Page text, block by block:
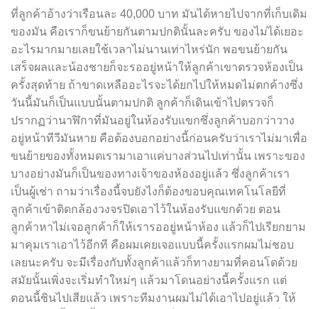
ที่ลูกค้าอ้างว่าเรือนละ 40,000 บาท มันได้หายไปจากที่เก็บเดิม
ของมัน คือเราก็ขนย้ายกันตามปกตินั้นละครับ ของไม่ได้เยอะ
อะไรมากมายเลยใช้เวลาไม่นานเท่าไหร่นัก พอขนย้ายกัน
เสร็จผลและน้องชายก็จะรออยู่หน้าให้ลูกค้าเขาตรวจห้องเป็น
ครั้งสุดท้าย ถ้าขาดเหลืออะไรจะได้ยกไปให้หมดไม่ตกค้างซึ่ง
วันนี้มันก็เป็นแบบนั้นตามปกติ ลูกค้าก็เดินเข้าไปตรวจก็
ปรากฏว่านาฬิกาที่มันอยู่ในห้องรับแขกซึ่งลูกค้าบอกว่าวาง
อยู่หน้าทีวีมันหาย คือต้องบอกอย่างนี้ก่อนครับว่าเราไม่มาเพื่อ
ขนย้ายของทั้งหมดเรามาเอาแค่บางส่วนไปเท่านั้น เพราะของ
บางอย่างมันก็เป็นของทางเจ้าของห้องอยู่แล้ว ซึ่งลูกค้าเรา
เป็นผู้เช่า ถามว่าเรื่องนี้จบยังไงก็ต้องขอบคุณเทคโนโลยีที่
ลูกค้าเข้าติดกล้องวงจรปิดเอาไว้ในห้องรับแขกด้วย ตอน
ลูกค้าหาไม่เจอลูกค้าก็ให้เรารออยู่หน้าห้อง แล้วก็ไปเรียกยาม
มาคุมเราเอาไว้อีกที คือผมเคยเจอแบบนี้ครั้งแรกผมไม่ชอบ
เลยนะครับ จะมีเรื่องกับทั้งลูกค้าแล้วก็ทางยามที่คอนโดด้วย
สมัยนั้นเพิ่งจะเริ่มทำใหม่ๆ แล้วมาโดนอย่างนี้ครั้งแรก แต่
ตอนนี้ชินไปเสียแล้ว เพราะทีมงานผมไม่ได้เอาไปอยู่แล้ว ให้